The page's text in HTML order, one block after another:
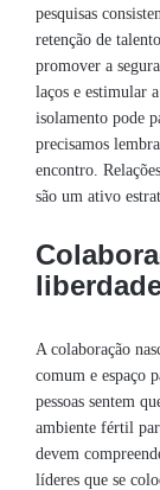
pesquisas
retenção de
promover a
laços e estimular
isolamento pode
precisamos
encontro.
são um ativo
A colaboração
comum e espaço
pessoas sentem
ambiente fértil
devem
líderes que se